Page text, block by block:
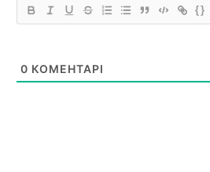
{}
0 КОМЕНТАРІ